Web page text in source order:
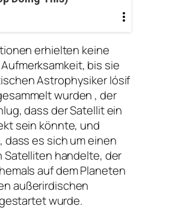
erhielten keine
bis sie
Astrophysiker Iósif
wurden , der
dass der Satellit ein
sein könnte, und
dass es sich um einen
Satelliten handelte, der
auf dem Planeten
außerirdischen
wurde.